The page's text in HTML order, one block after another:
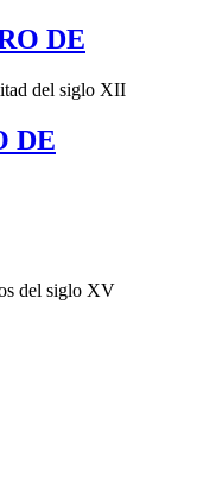
DE
del siglo XII
DE
del siglo XV